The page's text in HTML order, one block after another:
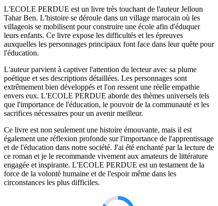
L'ECOLE PERDUE est un livre très touchant de l'auteur Jelloun
Tahar Ben. L'histoire se déroule dans un village marocain où les
villageois se mobilisent pour construire une école afin d'éduquer
leurs enfants. Ce livre expose les difficultés et les épreuves
auxquelles les personnages principaux font face dans leur quête pour
l'éducation.
L'auteur parvient à captiver l'attention du lecteur avec sa plume
poétique et ses descriptions détaillées. Les personnages sont
extrêmement bien développés et l'on ressent une réelle empathie
envers eux. L'ECOLE PERDUE aborde des thèmes universels tels
que l'importance de l'éducation, le pouvoir de la communauté et les
sacrifices nécessaires pour un avenir meilleur.
Ce livre est non seulement une histoire émouvante, mais il est
également une réflexion profonde sur l'importance de l'apprentissage
et de l'éducation dans notre société. J'ai été enchanté par la lecture de
ce roman et je le recommande vivement aux amateurs de littérature
engagée et inspirante. L'ECOLE PERDUE est un testament de la
force de la volonté humaine et de l'espoir même dans les
circonstances les plus difficiles.